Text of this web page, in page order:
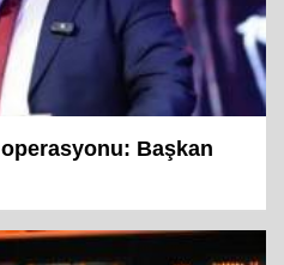
Başkan